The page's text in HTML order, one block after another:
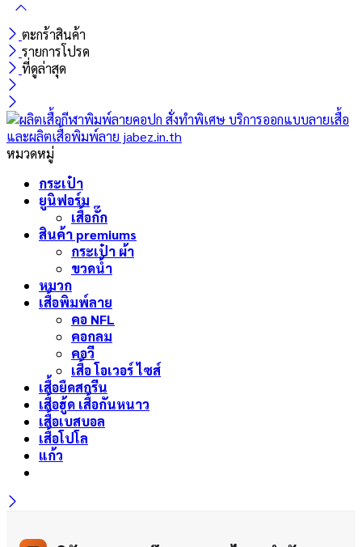
ตะกร้าสินค้า
รายการโปรด
ที่ดูล่าสุด
หมวดหมู่
กระเป๋า
ยูนิฟอร์ม
เสื้อกั๊ก
สินค้า premiums
กระเป๋า ผ้า
ขวดน้ำ
หมวก
เสื้อพิมพ์ลาย
คอ NFL
คอกลม
คอวี
เสื้อ โอเวอร์ ไซส์
เสื้อยืดสกรีน
เสื้อฮู้ด เสื้อกันหนาว
เสื้อเบสบอล
เสื้อโปโล
แก้ว